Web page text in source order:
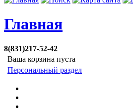
Главная
8(831)217-52-42
Ваша корзина пуста
Персональный раздел